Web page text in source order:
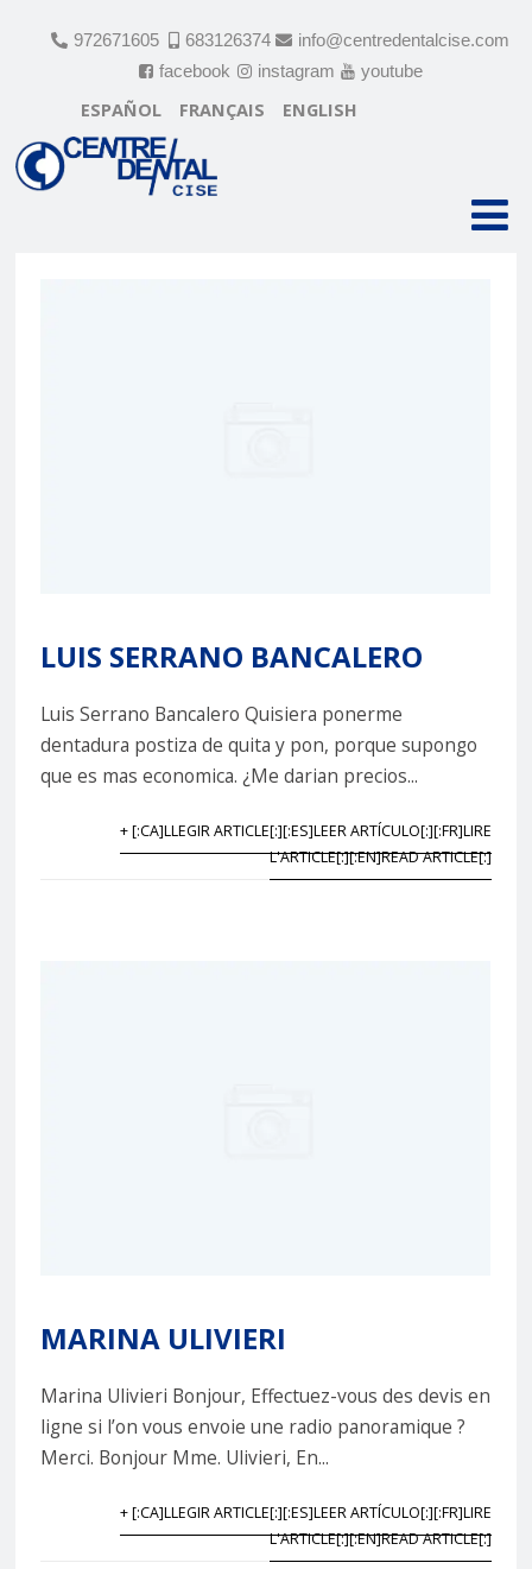
972671605 683126374
info@centredentalcise.com
facebook
instagram youtube
ESPAÑOL FRANÇAIS ENGLISH
LUIS SERRANO BANCALERO
Luis Serrano Bancalero Quisiera ponerme
dentadura postiza de quita y pon, porque supongo
que es mas economica. ¿Me darian precios...
+ [:CA]LLEGIR ARTICLE[:][:ES]LEER ARTÍCULO[:][:FR]LIRE
L'ARTICLE[:][:EN]READ ARTICLE[:]
MARINA ULIVIERI
Marina Ulivieri Bonjour, Effectuez-vous des devis en
ligne si l’on vous envoie une radio panoramique ?
Merci. Bonjour Mme. Ulivieri, En...
+ [:CA]LLEGIR ARTICLE[:][:ES]LEER ARTÍCULO[:][:FR]LIRE
L'ARTICLE[:][:EN]READ ARTICLE[:]